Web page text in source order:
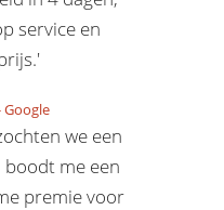
service en
Google
we een
boodt me een
premie voor